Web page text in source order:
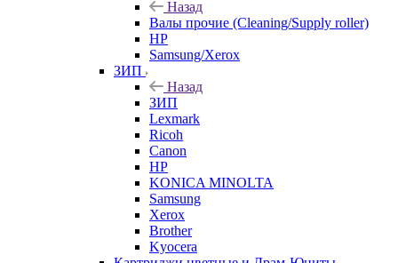
Назад
Валы прочие (Cleaning/Supply roller)
HP
Samsung/Xerox
ЗИП
Назад
ЗИП
Lexmark
Ricoh
Canon
HP
KONICA MINOLTA
Samsung
Xerox
Brother
Kyocera